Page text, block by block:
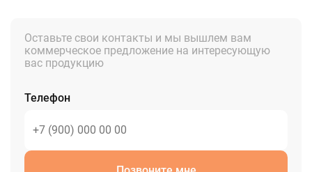
Оставьте свои контакты и мы вышлем вам
коммерческое предложение на интересующую
вас продукцию
Телефон